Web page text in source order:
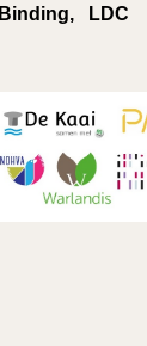
LDC